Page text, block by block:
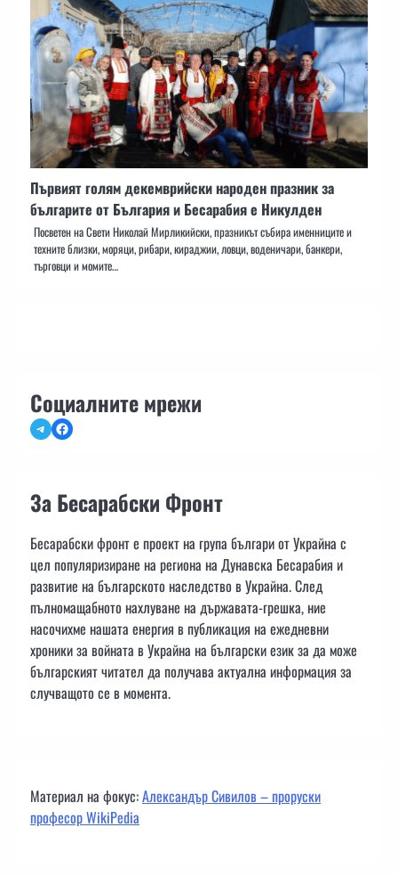
Първият голям декемврийски народен празник за
българите от България и Бесарабия е Никулден
Посветен на Свети Николай Мирликийски, празникът събира именниците и
техните близки, моряци, рибари, кираджии, ловци, воденичари, банкери,
търговци и момите…
Социалните мрежи
TelegramFacebook
За Бесарабски Фронт
Бесарабски фронт е проект на група българи от Украйна с
цел популяризиране на региона на Дунавска Бесарабия и
развитие на българското наследство в Украйна. След
пълномащабното нахлуване на държавата-грешка, ние
насочихме нашата енергия в публикация на ежедневни
хроники за войната в Украйна на български език за да може
българският читател да получава актуална информация за
случващото се в момента.
Материал на фокус:Александър Сивилов – проруски
професор WikiPedia